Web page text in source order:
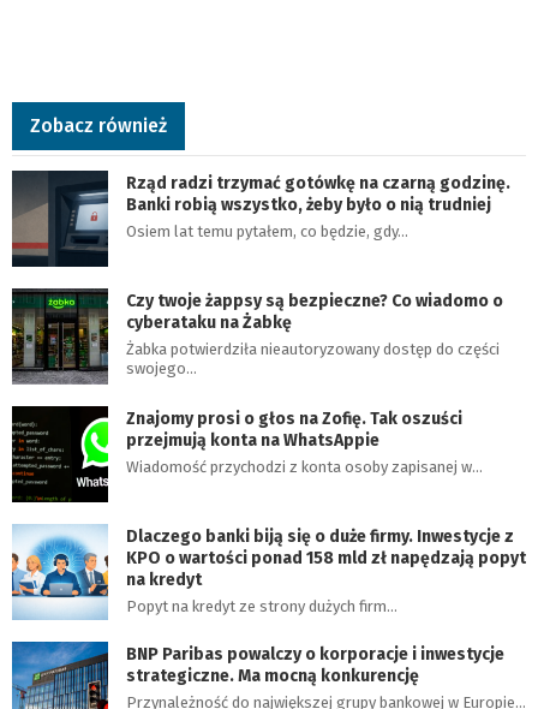
Zobacz również
Rząd radzi trzymać gotówkę na czarną godzinę.
Banki robią wszystko, żeby było o nią trudniej
Osiem lat temu pytałem, co będzie, gdy…
Czy twoje żappsy są bezpieczne? Co wiadomo o
cyberataku na Żabkę
Żabka potwierdziła nieautoryzowany dostęp do części
swojego…
Znajomy prosi o głos na Zofię. Tak oszuści
przejmują konta na WhatsAppie
Wiadomość przychodzi z konta osoby zapisanej w…
Dlaczego banki biją się o duże firmy. Inwestycje z
KPO o wartości ponad 158 mld zł napędzają popyt
na kredyt
Popyt na kredyt ze strony dużych firm…
BNP Paribas powalczy o korporacje i inwestycje
strategiczne. Ma mocną konkurencję
Przynależność do największej grupy bankowej w Europie…